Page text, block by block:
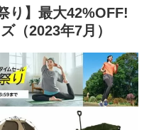
り】最大42%OFF!
（2023年7月）